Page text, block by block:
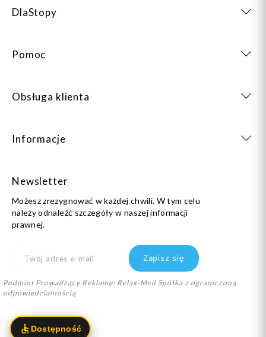
DlaStopy
Pomoc
Obsługa klienta
Informacje
Newsletter
Możesz zrezygnować w każdej chwili. W tym celu
należy odnaleźć szczegóły w naszej informacji
prawnej.
Podmiot Prowadzący Reklamę: Relax-Med Spółka z ograniczoną
odpowiedzialnością